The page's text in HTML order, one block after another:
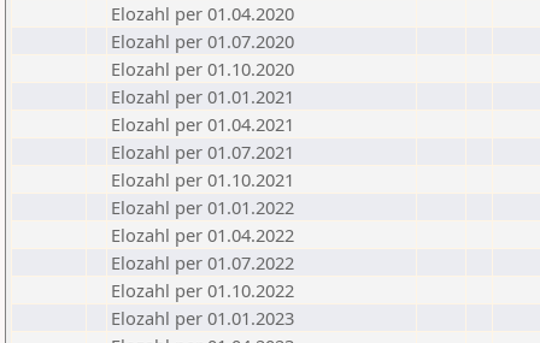
Elozahl per 01.04.2020
Elozahl per 01.07.2020
Elozahl per 01.10.2020
Elozahl per 01.01.2021
Elozahl per 01.04.2021
Elozahl per 01.07.2021
Elozahl per 01.10.2021
Elozahl per 01.01.2022
Elozahl per 01.04.2022
Elozahl per 01.07.2022
Elozahl per 01.10.2022
Elozahl per 01.01.2023